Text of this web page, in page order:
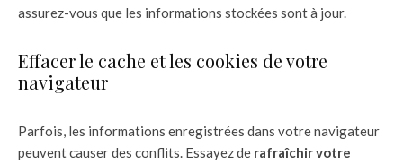
assurez-vous que les informations stockées sont à jour.
Effacer le cache et les cookies de votre
navigateur
Parfois, les informations enregistrées dans votre navigateur
peuvent causer des conflits. Essayez de rafraîchir votre